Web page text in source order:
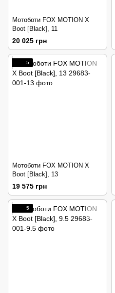
Мотоботи FOX MOTION X
Boot [Black], 11
20 025 грн
5
Мотоботи FOX MOTION X
Boot [Black], 13
19 575 грн
5